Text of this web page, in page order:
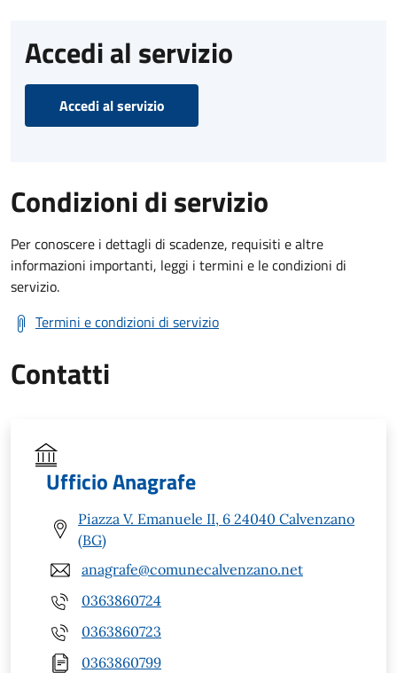
Accedi al servizio
Accedi al servizio
Condizioni di servizio
Per conoscere i dettagli di scadenze, requisiti e altre
informazioni importanti, leggi i termini e le condizioni di
servizio.
Termini e condizioni di servizio
Contatti
Ufficio Anagrafe
Piazza V. Emanuele II, 6 24040 Calvenzano
(BG)
anagrafe@comunecalvenzano.net
0363860724
0363860723
0363860799